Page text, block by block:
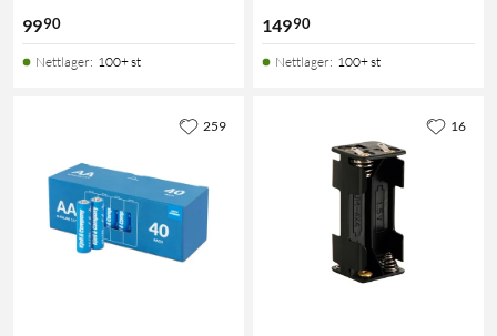
9990
Nettlager: 100+ st
14990
Nettlager: 100+ st
259 16